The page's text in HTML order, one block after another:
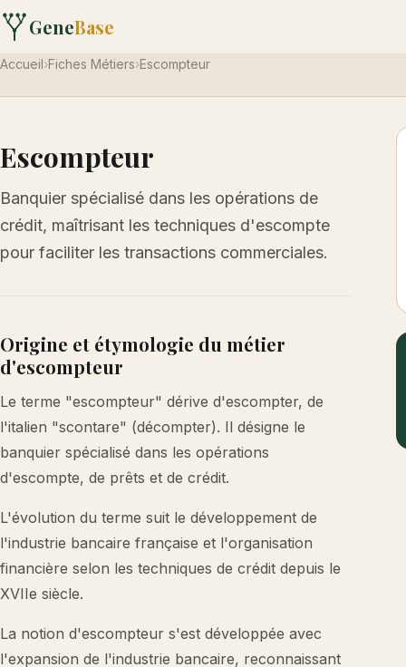
GeneBase
Accueil›Fiches Métiers›Escompteur
Escompteur
Banquier spécialisé dans les opérations de
crédit, maîtrisant les techniques d'escompte
pour faciliter les transactions commerciales.
Origine et étymologie du métier
d'escompteur
Le terme "escompteur" dérive d'escompter, de
l'italien "scontare" (décompter). Il désigne le
banquier spécialisé dans les opérations
d'escompte, de prêts et de crédit.
L'évolution du terme suit le développement de
l'industrie bancaire française et l'organisation
financière selon les techniques de crédit depuis le
XVIIe siècle.
La notion d'escompteur s'est développée avec
l'expansion de l'industrie bancaire, reconnaissant